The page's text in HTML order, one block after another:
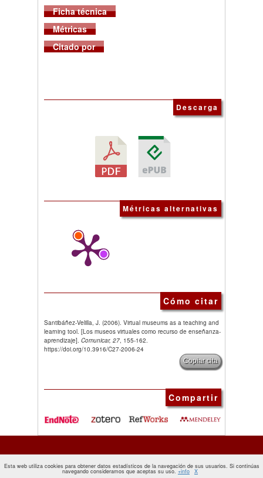
Ficha técnica
Métricas
Citado por
Descarga
Métricas alternativas
Cómo citar
Santibáñez-Velilla, J. (2006). Virtual museums as a teaching and
learning tool. [Los museos virtuales como recurso de enseñanza-
aprendizaje]. Comunicar, 27, 155-162.
https://doi.org/10.3916/C27-2006-24
Copiar cita
Compartir
Esta web utiliza cookies para obtener datos estadísticos de la navegación de sus usuarios. Si continúas
navegando consideramos que aceptas su uso. +info X